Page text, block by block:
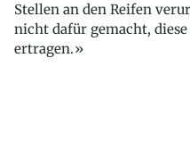
Stellen an den Reifen
nicht dafür gemacht,
ertragen.»